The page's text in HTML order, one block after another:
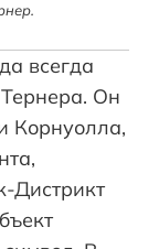
всегда
Он
Корнуолла,
Дистрикт